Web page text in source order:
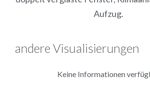
Aufzug.
andere Visualisierungen
Keine Informationen